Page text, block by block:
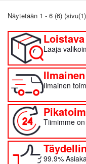
Näytetään 1 - 6 (6)
Laaja
Ilmainen
Tiimimme
99.9%